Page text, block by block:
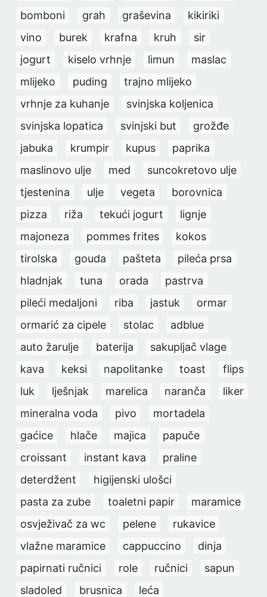
bomboni
grah graševina
kikiriki
vino
burek krafna kruh
sir
jogurt
kiselo vrhnje limun
maslac
mlijeko
puding
trajno mlijeko
vrhnje za kuhanje
svinjska koljenica
svinjska lopatica
svinjski but
grožđe
jabuka
krumpir kupus
paprika
maslinovo ulje
med
suncokretovo ulje
tjestenina
ulje vegeta
borovnica
pizza
riža tekući jogurt
lignje
majoneza
pommes frites
kokos
tirolska
gouda pašteta
pileća prsa
hladnjak
tuna orada
pastrva
pileći medaljoni
riba jastuk
ormar
ormarić za cipele
stolac
adblue
auto žarulje
baterija
sakupljač vlage
kava
keksi napolitanke toast
flips
luk
lješnjak marelica naranča
liker
mineralna voda
pivo
mortadela
gaćice
hlače majica
papuče
croissant
instant kava
praline
deterdžent
higijenski ulošci
pasta za zube
toaletni papir
maramice
osvježivač za wc
pelene
rukavice
vlažne maramice
cappuccino
dinja
papirnati ručnici
role ručnici
sapun
sladoled
brusnica
leća